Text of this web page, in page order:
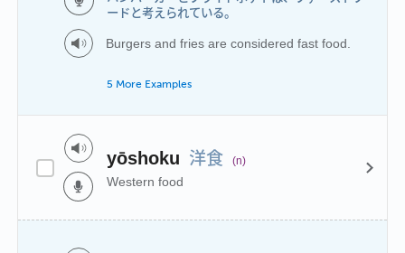
ードと考えられている。
Burgers and fries are considered fast food.
5 More Examples
yōshoku 洋食 (n)
Western food